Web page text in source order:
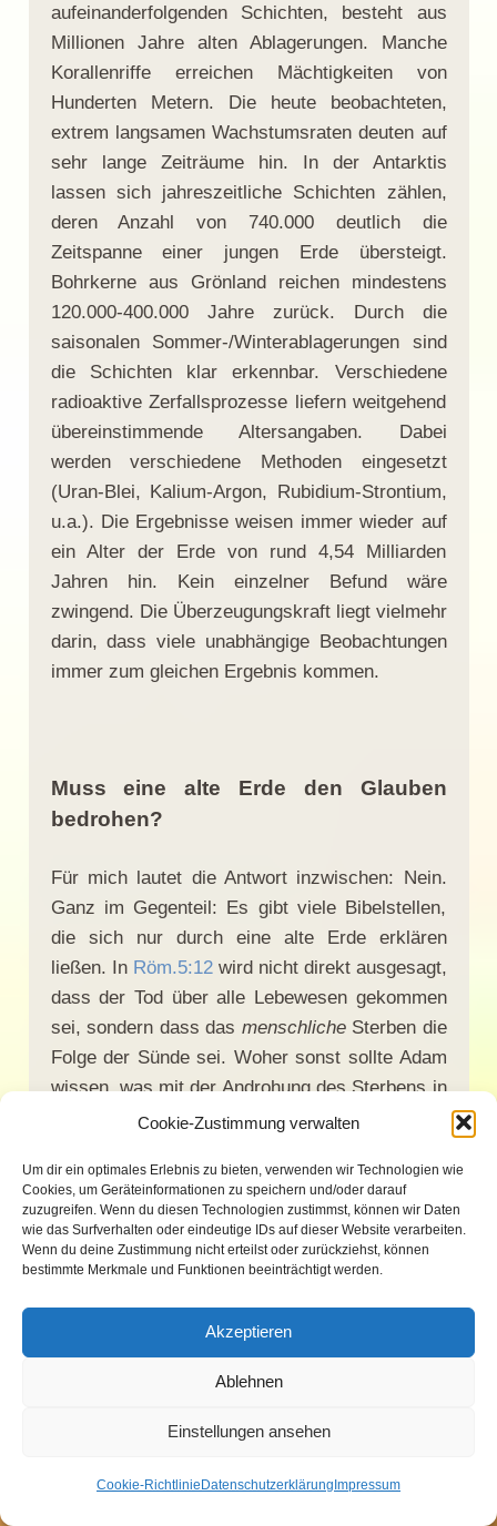
Cookie-Zustimmung verwalten
Um dir ein optimales Erlebnis zu bieten, verwenden wir Technologien wie
Cookies, um Geräteinformationen zu speichern und/oder darauf
zuzugreifen. Wenn du diesen Technologien zustimmst, können wir Daten
wie das Surfverhalten oder eindeutige IDs auf dieser Website verarbeiten.
Wenn du deine Zustimmung nicht erteilst oder zurückziehst, können
bestimmte Merkmale und Funktionen beeinträchtigt werden.
Akzeptieren
Ablehnen
Einstellungen ansehen
Cookie-RichtlinieDatenschutzerklärungImpressum
aufeinanderfolgenden Schichten, besteht aus
Millionen Jahre alten Ablagerungen. Manche
Korallenriffe erreichen Mächtigkeiten von
Hunderten Metern. Die heute beobachteten,
extrem langsamen Wachstumsraten deuten auf
sehr lange Zeiträume hin. In der Antarktis
lassen sich jahreszeitliche Schichten zählen,
deren Anzahl von 740.000 deutlich die
Zeitspanne einer jungen Erde übersteigt.
Bohrkerne aus Grönland reichen mindestens
120.000-400.000 Jahre zurück. Durch die
saisonalen Sommer-/Winterablagerungen sind
die Schichten klar erkennbar. Verschiedene
radioaktive Zerfallsprozesse liefern weitgehend
übereinstimmende Altersangaben. Dabei
werden verschiedene Methoden eingesetzt
(Uran-Blei, Kalium-Argon, Rubidium-Strontium,
u.a.). Die Ergebnisse weisen immer wieder auf
ein Alter der Erde von rund 4,54 Milliarden
Jahren hin. Kein einzelner Befund wäre
zwingend. Die Überzeugungskraft liegt vielmehr
darin, dass viele unabhängige Beobachtungen
immer zum gleichen Ergebnis kommen.
Muss eine alte Erde den Glauben
bedrohen?
Für mich lautet die Antwort inzwischen: Nein.
Ganz im Gegenteil: Es gibt viele Bibelstellen,
die sich nur durch eine alte Erde erklären
ließen. In Röm.5:12wird nicht direkt ausgesagt,
dass der Tod über alle Lebewesen gekommen
sei, sondern dass das menschliche Sterben die
Folge der Sünde sei. Woher sonst sollte Adam
wissen, was mit der Androhung des Sterbens in
gemeint ist, wenn er nicht schon
Warum sollte Adam den Garten „hüten“
(1.Mo.2:15), wenn es keine Bedrohungen gäbe
(z.B. von Raubtieren)? Fleischfresser haben
nur einen kurzen Darm, der nicht in der Lage
sie nicht genügend Enzyme, um pflanzliche
Kohlenhydrate effizient zu spalten. Wichtige
Nährstoffe, die nur in tierischen Geweben
Omega 6, Vitamin A und D3), so dass sie an
Herz- und Immunschwäche sterben würden.